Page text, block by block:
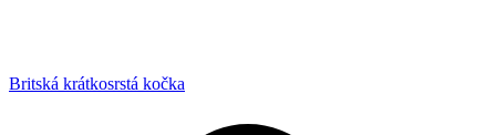
Britská krátkosrstá kočka